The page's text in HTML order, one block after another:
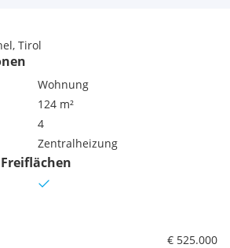
Tirol
Wohnung
124 m²
4
Zentralheizung
€ 525.000